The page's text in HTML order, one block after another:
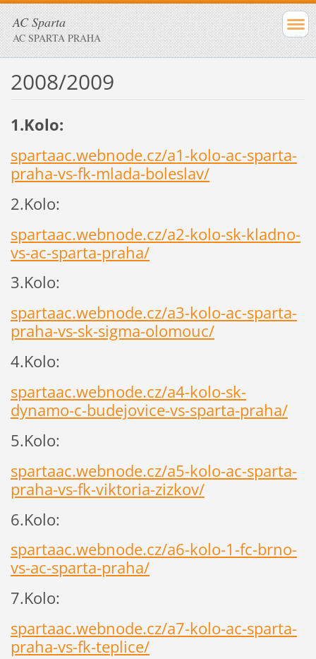
AC Sparta
AC SPARTA PRAHA
2008/2009
1.Kolo:
spartaac.webnode.cz/a1-kolo-ac-sparta-
praha-vs-fk-mlada-boleslav/
2.Kolo:
spartaac.webnode.cz/a2-kolo-sk-kladno-
vs-ac-sparta-praha/
3.Kolo:
spartaac.webnode.cz/a3-kolo-ac-sparta-
praha-vs-sk-sigma-olomouc/
4.Kolo:
spartaac.webnode.cz/a4-kolo-sk-
dynamo-c-budejovice-vs-sparta-praha/
5.Kolo:
spartaac.webnode.cz/a5-kolo-ac-sparta-
praha-vs-fk-viktoria-zizkov/
6.Kolo:
spartaac.webnode.cz/a6-kolo-1-fc-brno-
vs-ac-sparta-praha/
7.Kolo:
spartaac.webnode.cz/a7-kolo-ac-sparta-
praha-vs-fk-teplice/